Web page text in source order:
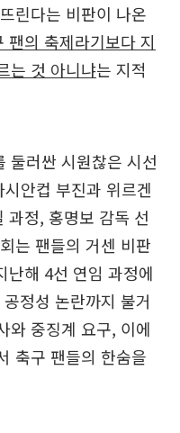
린다는 비판이 나온
의 축제라기보다 지
는 것 아니냐는 지적
둘러싼 시원찮은 시선
안컵 부진과 위르겐
과정, 홍명보 감독 선
는 팬들의 거센 비판
난해 4선 연임 과정에
정성 논란까지 불거
와 중징계 요구, 이에
축구 팬들의 한숨을